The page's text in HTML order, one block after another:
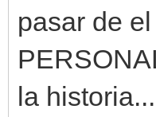
pasar de
la